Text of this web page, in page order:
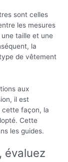
sont celles
les mesures
taille et une
la
de vêtement
aux
il est
cette façon, la
Cette
les guides.
évaluez